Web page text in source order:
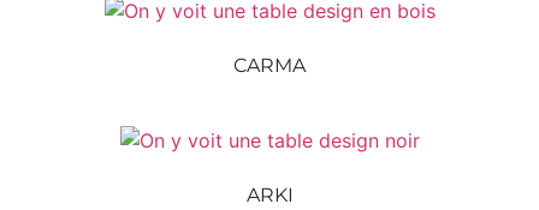
CARMA
ARKI